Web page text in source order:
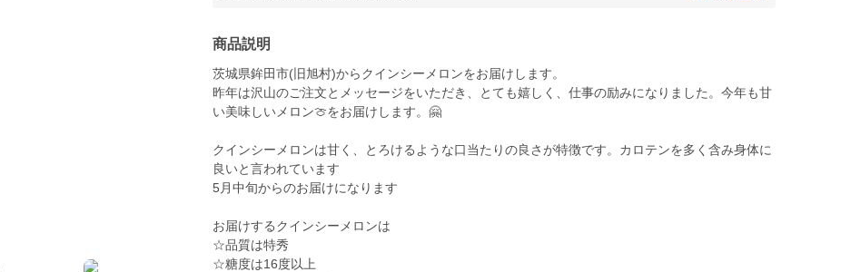
商品説明
茨城県鉾田市(旧旭村)からクインシーメロンをお届けします。
昨年は沢山のご注文とメッセージをいただき、とても嬉しく、仕事の励みになりました。今年も甘
い美味しいメロン🍈をお届けします。🤗
クインシーメロンは甘く、とろけるような口当たりの良さが特徴です。カロテンを多く含み身体に
良いと言われています
5月中旬からのお届けになります
お届けするクインシーメロンは
☆品質は特秀
☆糖度は16度以上